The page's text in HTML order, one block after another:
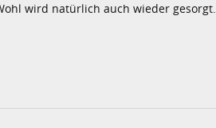
wird natürlich auch wieder gesorgt.